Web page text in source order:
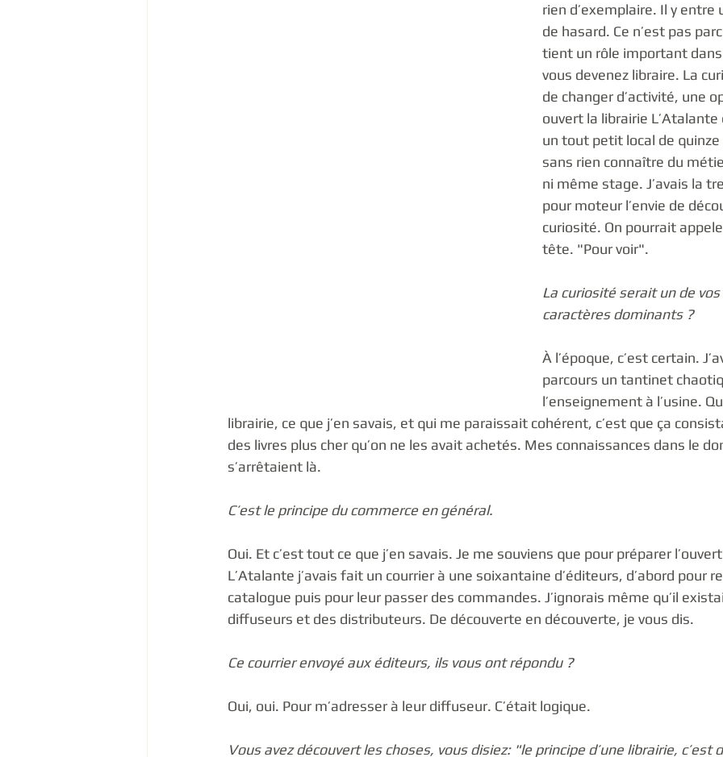
rien d’exemplaire. Il y
de hasard. Ce n’est pas
tient un rôle important
vous devenez libraire. La
de changer d’activité, une
ouvert la librairie
un tout petit local de
sans rien connaître du
ni même stage. J’avais la
pour moteur l’envie de
curiosité. On pourrait
tête. "Pour voir".
La curiosité serait un de
caractères dominants ?
À l’époque, c’est certain.
parcours un tantinet
l’enseignement à l’usine.
librairie, ce que j’en savais, et qui me paraissait cohérent, c’est que ça
des livres plus cher qu’on ne les avait achetés. Mes connaissances dans le
s’arrêtaient là.
C’est le principe du commerce en général.
Oui. Et c’est tout ce que j’en savais. Je me souviens que pour préparer
L’Atalante j’avais fait un courrier à une soixantaine d’éditeurs, d’abord pour
catalogue puis pour leur passer des commandes. J’ignorais même qu’il
diffuseurs et des distributeurs. De découverte en découverte, je vous dis.
Ce courrier envoyé aux éditeurs, ils vous ont répondu ?
Oui, oui. Pour m’adresser à leur diffuseur. C’était logique.
Vous avez découvert les choses, vous disiez: "le principe d’une librairie, c’est